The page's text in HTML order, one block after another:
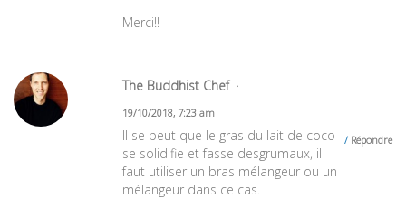
Merci!!
The Buddhist Chef
19/10/2018, 7:23 am
Répondre
Il se peut que le gras du lait de coco
se solidifie et fasse desgrumaux, il
faut utiliser un bras mélangeur ou un
mélangeur dans ce cas.